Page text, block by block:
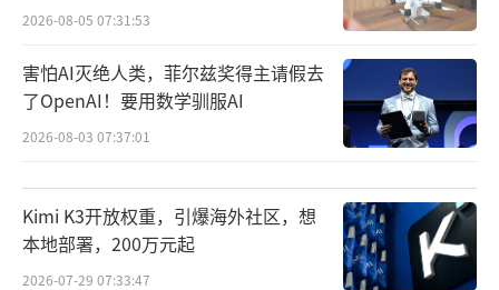
2026-08-05 07:31:53
害怕AI灭绝人类，菲尔兹奖得主请假去
了OpenAI！要用数学驯服AI
2026-08-03 07:37:01
Kimi K3开放权重，引爆海外社区，想
本地部署，200万元起
2026-07-29 07:33:47